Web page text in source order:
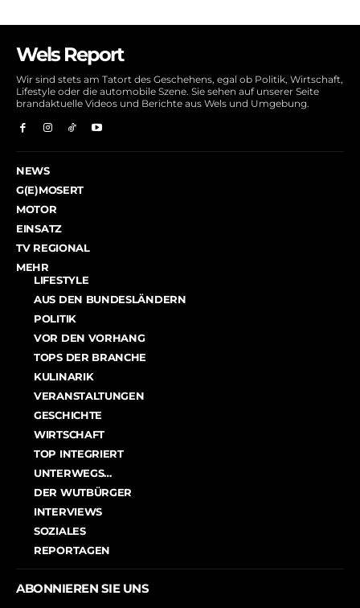
Wels Report
Wir sind stets am Tatort des Geschehens, egal ob Politik, Wirtschaft,
Lifestyle oder die automobile Szene. Sie sehen auf unserer Seite
brandaktuelle Videos und Berichte aus Wels und Umgebung.
NEWS
G(E)MOSERT
MOTOR
EINSATZ
TV REGIONAL
MEHR
LIFESTYLE
AUS DEN BUNDESLÄNDERN
POLITIK
VOR DEN VORHANG
TOPS DER BRANCHE
KULINARIK
VERANSTALTUNGEN
GESCHICHTE
WIRTSCHAFT
TOP INTEGRIERT
UNTERWEGS…
DER WUTBÜRGER
INTERVIEWS
SOZIALES
REPORTAGEN
ABONNIEREN SIE UNS